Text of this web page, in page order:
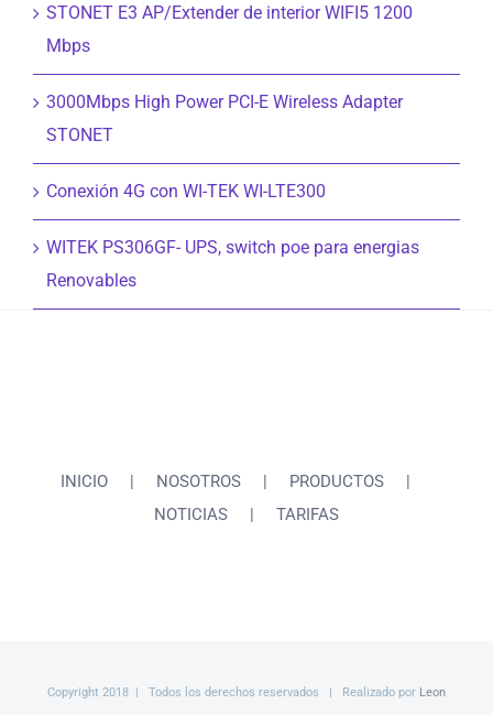
STONET E3 AP/Extender de interior WIFI5 1200
Mbps
3000Mbps High Power PCI-E Wireless Adapter
STONET
Conexión 4G con WI-TEK WI-LTE300
WITEK PS306GF- UPS, switch poe para energias
Renovables
INICIO NOSOTROS
PRODUCTOS
NOTICIAS
TARIFAS
Copyright 2018 | Todos los derechos reservados | Realizado por Leon